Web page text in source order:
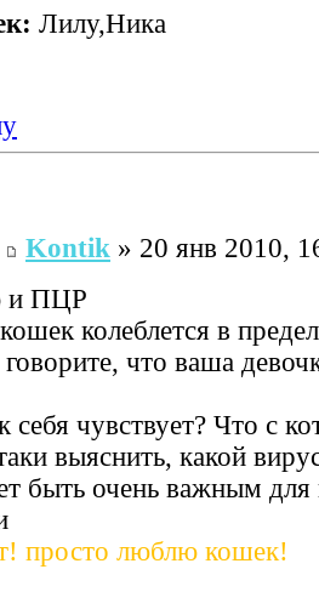
Лилу,Ника
Kontik » 20 янв 2010,
и ПЦР
колеблется в
что ваша
себя чувствует? Что с
выяснить, какой
быть очень важным для
просто люблю кошек!